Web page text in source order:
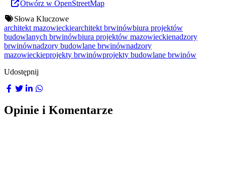
Otwórz w OpenStreetMap
Słowa Kluczowe
architekt mazowieckiearchitekt brwinówbiura projektów
budowlanych brwinówbiura projektów mazowieckienadzory
brwinównadzory budowlane brwinównadzory
mazowieckieprojekty brwinówprojekty budowlane brwinów
Udostępnij
Opinie i Komentarze